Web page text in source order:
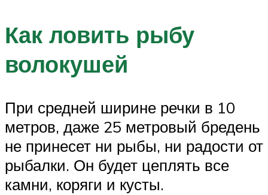
Как ловить рыбу
волокушей
При средней ширине речки в 10
метров, даже 25 метровый бредень
не принесет ни рыбы, ни радости от
рыбалки. Он будет цеплять все
камни, коряги и кусты.